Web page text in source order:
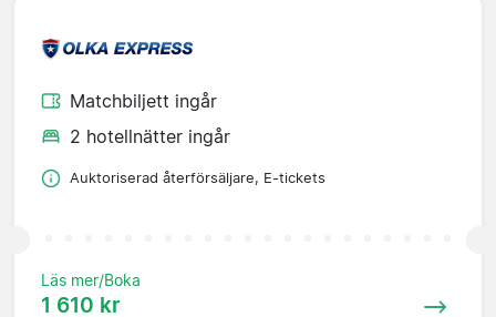
Matchbiljett ingår
2 hotellnätter ingår
Auktoriserad återförsäljare, E-tickets
Läs mer/Boka
1 610 kr